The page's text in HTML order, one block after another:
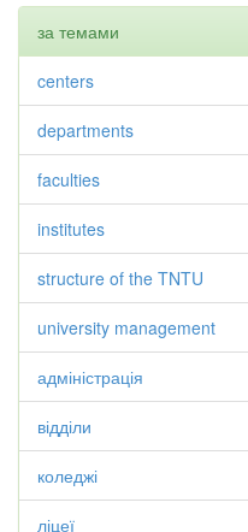
за темами
centers
departments
faculties
institutes
structure of the TNTU
university management
адміністрація
відділи
коледжі
ліцеї